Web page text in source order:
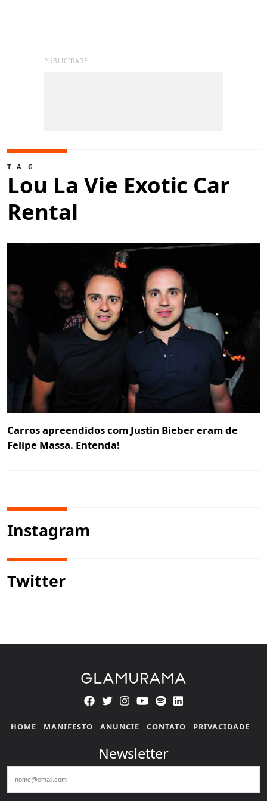
PUBLICIDADE
TAG
Lou La Vie Exotic Car
Rental
Carros apreendidos com Justin Bieber eram de
Felipe Massa. Entenda!
Instagram
Twitter
HOME MANIFESTO ANUNCIE CONTATO PRIVACIDADE
Newsletter